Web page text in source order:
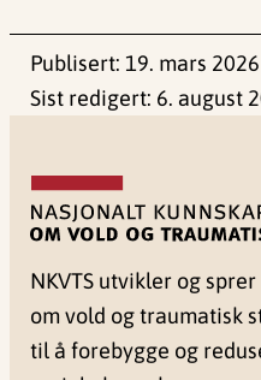
Publisert: 19. mars 2026
Sist redigert: 6. august
NKVTS utvikler og
om vold og traumatisk
til å forebygge og